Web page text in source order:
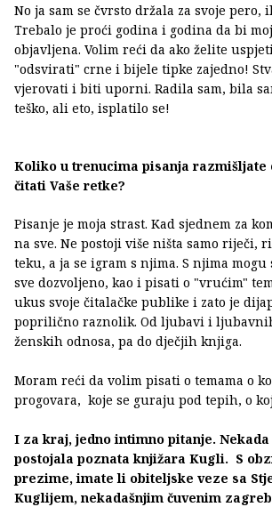
No ja sam se čvrsto držala za svoje
Trebalo je proći godina i godina da bi
objavljena. Volim reći da ako želite
"odsvirati" crne i bijele tipke zajedno!
vjerovati i biti uporni. Radila sam, bila
teško, ali eto, isplatilo se!
Koliko u trenucima pisanja razmišljate
čitati Vaše retke?
Pisanje je moja strast. Kad sjednem za
na sve. Ne postoji više ništa samo riječi,
teku, a ja se igram s njima. S njima
sve dozvoljeno, kao i pisati o "vrućim"
ukus svoje čitalačke publike i zato je
poprilično raznolik. Od ljubavi i
ženskih odnosa, pa do dječjih knjiga.
Moram reći da volim pisati o temama o
progovara, koje se guraju pod tepih, o
I za kraj, jedno intimno pitanje.
postojala poznata knjižara Kugli. S
prezime, imate li obiteljske veze sa
Kuglijem, nekadašnjim čuvenim